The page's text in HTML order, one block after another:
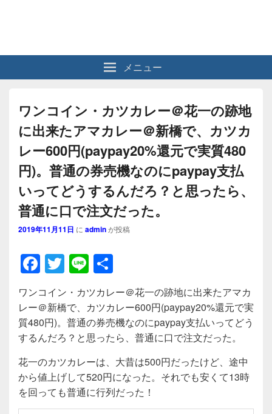
メニュー
ワンコイン・カツカレー＠花一の跡地
に出来たアマカレー＠新橋で、カツカ
レー600円(paypay20%還元で実質480
円)。普通の券売機なのにpaypay支払
いってどうするんだろ？と思ったら、
普通に口で注文だった。
2019年11月11日 に adminが投稿
F
a
c
e
b
o
o
k
T
wi
tt
er
Li
n
e
有
ワンコイン・カツカレー＠花一の跡地に出来たアマカ
レー＠新橋で、カツカレー600円(paypay20%還元で実
質480円)。普通の券売機なのにpaypay支払いってどう
するんだろ？と思ったら、普通に口で注文だった。
花一のカツカレーは、大昔は500円だったけど、途中
から値上げして520円になった。それでも安くて13時
を回っても普通に行列だった！